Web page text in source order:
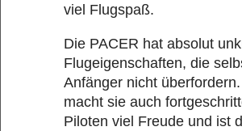
viel Flugspaß.
Die PACER hat absolut
Flugeigenschaften, die
Anfänger nicht
macht sie auch
Piloten viel Freude und ist